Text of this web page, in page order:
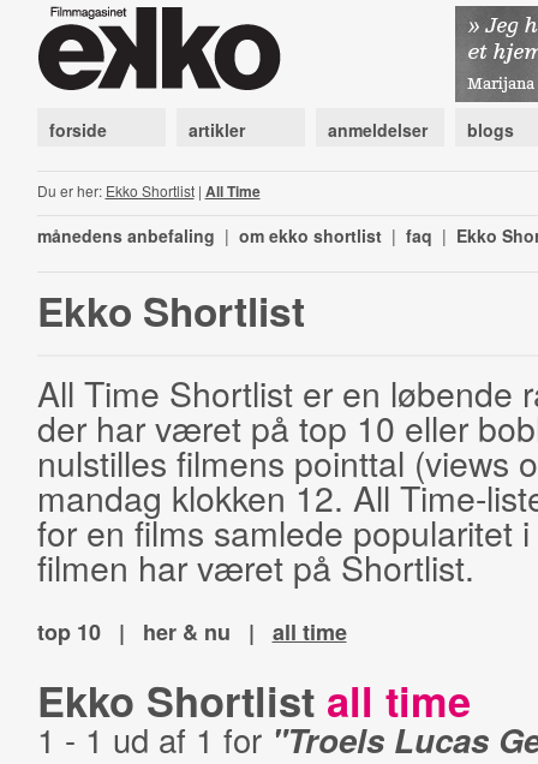
forside artikler anmeldelser blogs
Du er her: Ekko Shortlist| All Time
månedens anbefaling | om ekko shortlist | faq | Ekko
Ekko Shortlist
All Time Shortlist er en løbende
der har været på top 10 eller
nulstilles filmens pointtal (views
mandag klokken 12. All Time-
for en films samlede popularitet
filmen har været på Shortlist.
top 10 | her & nu | all time
Ekko Shortlist all time
1 - 1 ud af 1 for "Troels Lucas